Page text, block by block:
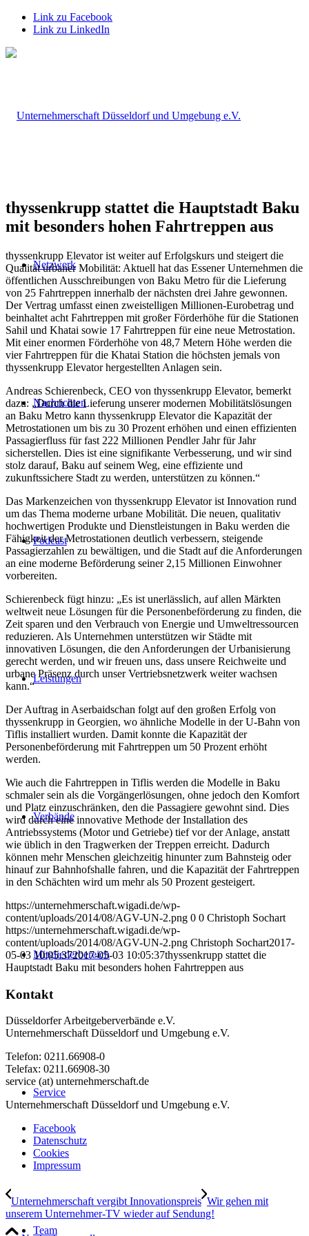
Link zu Facebook
Link zu LinkedIn
Netzwerk
Nachrichten
Podcast
Leistungen
Verbände
Mitgliederbereich
Service
Team
thyssenkrupp stattet die Hauptstadt Baku
mit besonders hohen Fahrtreppen aus
thyssenkrupp Elevator ist weiter auf Erfolgskurs und steigert die
Qualität urbaner Mobilität: Aktuell hat das Essener Unternehmen die
öffentlichen Ausschreibungen von Baku Metro für die Lieferung
von 25 Fahrtreppen innerhalb der nächsten drei Jahre gewonnen.
Der Vertrag umfasst einen zweistelligen Millionen-Eurobetrag und
beinhaltet acht Fahrtreppen mit großer Förderhöhe für die Stationen
Sahil und Khatai sowie 17 Fahrtreppen für eine neue Metrostation.
Mit einer enormen Förderhöhe von 48,7 Metern Höhe werden die
vier Fahrtreppen für die Khatai Station die höchsten jemals von
thyssenkrupp Elevator hergestellten Anlagen sein.
Andreas Schierenbeck, CEO von thyssenkrupp Elevator, bemerkt
dazu: „Durch die Lieferung unserer modernen Mobilitätslösungen
an Baku Metro kann thyssenkrupp Elevator die Kapazität der
Metrostationen um bis zu 30 Prozent erhöhen und einen effizienten
Passagierfluss für fast 222 Millionen Pendler Jahr für Jahr
sicherstellen. Dies ist eine signifikante Verbesserung, und wir sind
stolz darauf, Baku auf seinem Weg, eine effiziente und
zukunftssichere Stadt zu werden, unterstützen zu können.“
Das Markenzeichen von thyssenkrupp Elevator ist Innovation rund
um das Thema moderne urbane Mobilität. Die neuen, qualitativ
hochwertigen Produkte und Dienstleistungen in Baku werden die
Fähigkeit der Metrostationen deutlich verbessern, steigende
Passagierzahlen zu bewältigen, und die Stadt auf die Anforderungen
an eine moderne Beförderung seiner 2,15 Millionen Einwohner
vorbereiten.
Schierenbeck fügt hinzu: „Es ist unerlässlich, auf allen Märkten
weltweit neue Lösungen für die Personenbeförderung zu finden, die
Zeit sparen und den Verbrauch von Energie und Umweltressourcen
reduzieren. Als Unternehmen unterstützen wir Städte mit
innovativen Lösungen, die den Anforderungen der Urbanisierung
gerecht werden, und wir freuen uns, dass unsere Reichweite und
urbane Präsenz durch unser Vertriebsnetzwerk weiter wachsen
kann.“
Der Auftrag in Aserbaidschan folgt auf den großen Erfolg von
thyssenkrupp in Georgien, wo ähnliche Modelle in der U-Bahn von
Tiflis installiert wurden. Damit konnte die Kapazität der
Personenbeförderung mit Fahrtreppen um 50 Prozent erhöht
werden.
Wie auch die Fahrtreppen in Tiflis werden die Modelle in Baku
schmaler sein als die Vorgängerlösungen, ohne jedoch den Komfort
und Platz einzuschränken, den die Passagiere gewohnt sind. Dies
wird durch eine innovative Methode der Installation des
Antriebssystems (Motor und Getriebe) tief vor der Anlage, anstatt
wie üblich in den Tragwerken der Treppen erreicht. Dadurch
können mehr Menschen gleichzeitig hinunter zum Bahnsteig oder
hinauf zur Bahnhofshalle fahren, und die Kapazität der Fahrtreppen
in den Schächten wird um mehr als 50 Prozent gesteigert.
https://unternehmerschaft.wigadi.de/wp-
content/uploads/2014/08/AGV-UN-2.png 0 0 Christoph Sochart
https://unternehmerschaft.wigadi.de/wp-
content/uploads/2014/08/AGV-UN-2.png Christoph Sochart2017-
05-03 10:05:372017-05-03 10:05:37thyssenkrupp stattet die
Hauptstadt Baku mit besonders hohen Fahrtreppen aus
Kontakt
Düsseldorfer Arbeitgeberverbände e.V.
Unternehmerschaft Düsseldorf und Umgebung e.V.
Telefon: 0211.66908-0
Telefax: 0211.66908-30
service (at) unternehmerschaft.de
Unternehmerschaft Düsseldorf und Umgebung e.V.
Facebook
Datenschutz
Cookies
Impressum
Unternehmerschaft vergibt Innovationspreis Wir gehen mit
unserem Unternehmer-TV wieder auf Sendung!